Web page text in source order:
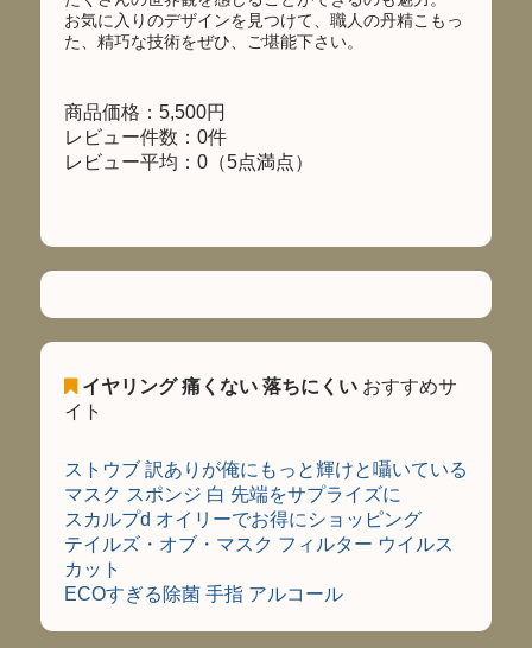
お気に入りのデザインを見つけて、職人の丹精こもっ
た、精巧な技術をぜひ、ご堪能下さい。
商品価格：5,500円
レビュー件数：0件
レビュー平均：0（5点満点）
イヤリング 痛くない 落ちにくいおすすめサ
イト
ストウブ 訳ありが俺にもっと輝けと囁いている
マスク スポンジ 白 先端をサプライズに
スカルプd オイリーでお得にショッピング
テイルズ・オブ・マスク フィルター ウイルス
カット
ECOすぎる除菌 手指 アルコール